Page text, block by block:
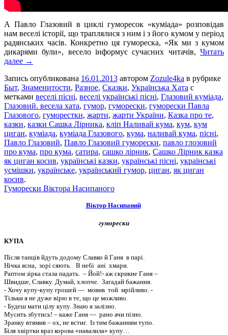
А Павло Глазовий в циклі гуморесок «куміада» розповідав
нам веселі історії, що траплялися з ним і з його кумом у період
радянських часів. Конкретно ця гумореска, «Як ми з кумом
дикарями були», весело інформує сучасних читачів, Читать
далее →
Запись опубликована 16.01.2013 автором Zozule4ka в рубрике
Быт, Знаменитости, Разное, Сказки, Українська Хата с
метками веселі пісні, веселі українські пісні, Глазовий куміада,
Глазовий. весела хата, гумор, гуморески, гуморески Павла
Глазового, гуморестки, жарти, жарти України, Казка про те,
казки, казки Сашка Лірника, кліп Наливай кума, кум, кум
циган, куміада, куміада Глазового, кума, наливай кума, пісні,
Павло Глазовий, Павло Глазовий гуморески, павло глозовий
про кума, про кума, сатира, сашко лірник, Сашко Лірник казка
як циган косив, українські казки, українські пісні, українські
усмішки, українське, український гумор, циган, як циган
косив.
Гуморески Віктора Насипаного
Віктор Насипаний
гуморески
КУПА
Після танців йдуть додому Славко й Ганя в парі.
Нічка ясна, зорі сяють. В небі ані хмари.
Раптом зірка стала падать. – Йой!- аж скрикне Ганя –
Швидше, Славку. Думай, хлопче. Загадай бажання.
- Хочу купу-купу грошей — мовив той мрійливо. -
Тільки я не дуже вірю в те, що це можливо.
- Будеш мати цілу купу. Знаю я залізно.
Мусить збутись! – каже Ганя — рано ачи пізно.
Зранку втямив – ох, не встиг. Із тим бажанням тупо.
Біля хвіртки враз корова «навалила» купу…